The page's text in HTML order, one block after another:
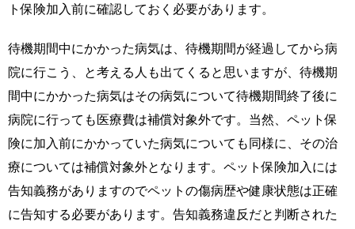
ト保険加入前に確認しておく必要があります。
待機期間中にかかった病気は、待機期間が経過してから病
院に行こう、と考える人も出てくると思いますが、待機期
間中にかかった病気はその病気について待機期間終了後に
病院に行っても医療費は補償対象外です。当然、ペット保
険に加入前にかかっていた病気についても同様に、その治
療については補償対象外となります。ペット保険加入には
告知義務がありますのでペットの傷病歴や健康状態は正確
に告知する必要があります。告知義務違反だと判断された